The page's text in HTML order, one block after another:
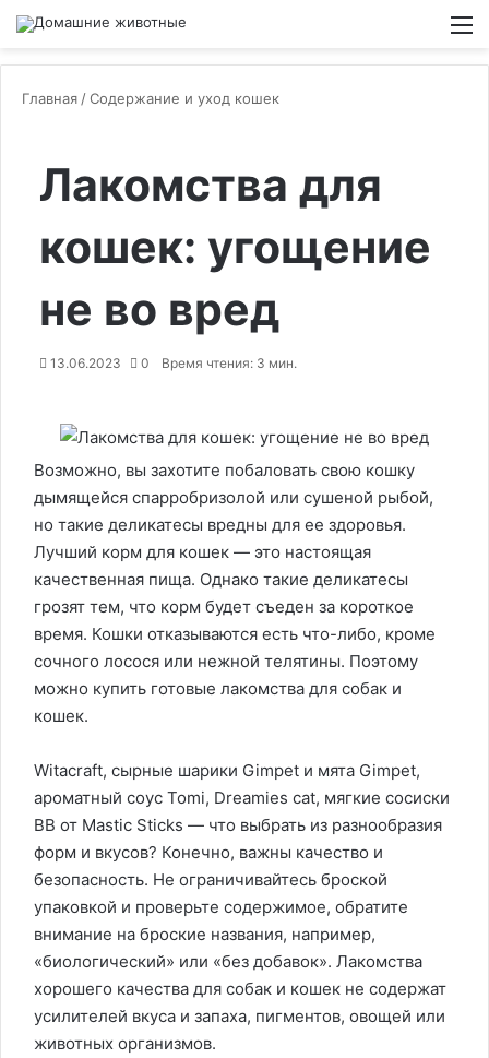
Главная /Содержание и уход кошек
Лакомства для
кошек: угощение
не во вред
13.06.2023 0 Время чтения: 3 мин.
Возможно, вы захотите побаловать свою кошку
дымящейся спарробризолой или сушеной рыбой,
но такие деликатесы вредны для ее здоровья.
Лучший корм для кошек — это настоящая
качественная пища. Однако такие деликатесы
грозят тем, что корм будет съеден за короткое
время. Кошки отказываются есть что-либо, кроме
сочного лосося или нежной телятины. Поэтому
можно купить готовые лакомства для собак и
кошек.
Witacraft, сырные шарики Gimpet и мята Gimpet,
ароматный соус Tomi, Dreamies cat, мягкие сосиски
BB от Mastic Sticks — что выбрать из разнообразия
форм и вкусов? Конечно, важны качество и
безопасность. Не ограничивайтесь броской
упаковкой и проверьте содержимое, обратите
внимание на броские названия, например,
«биологический» или «без добавок». Лакомства
хорошего качества для собак и кошек не содержат
усилителей вкуса и запаха, пигментов, овощей или
животных организмов.